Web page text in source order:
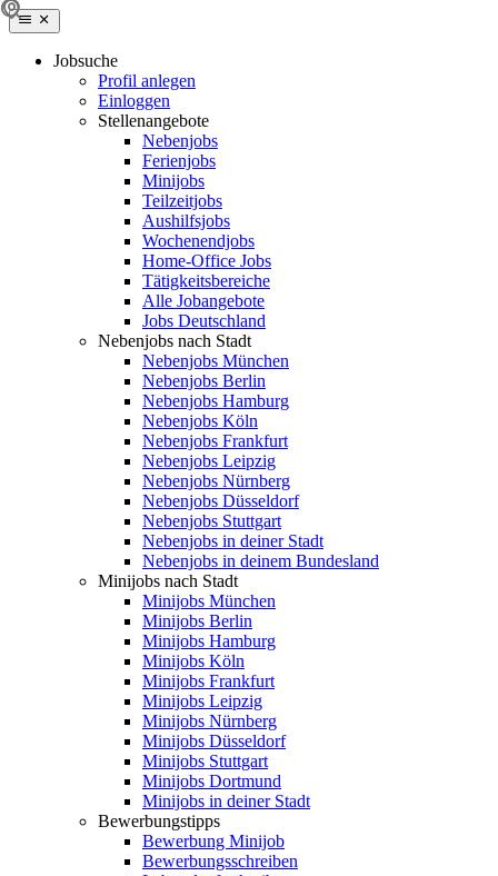
Jobsuche
Profil anlegen
Einloggen
Stellenangebote
Nebenjobs
Ferienjobs
Minijobs
Teilzeitjobs
Aushilfsjobs
Wochenendjobs
Home-Office Jobs
Tätigkeitsbereiche
Alle Jobangebote
Jobs Deutschland
Nebenjobs nach Stadt
Nebenjobs München
Nebenjobs Berlin
Nebenjobs Hamburg
Nebenjobs Köln
Nebenjobs Frankfurt
Nebenjobs Leipzig
Nebenjobs Nürnberg
Nebenjobs Düsseldorf
Nebenjobs Stuttgart
Nebenjobs in deiner Stadt
Nebenjobs in deinem Bundesland
Minijobs nach Stadt
Minijobs München
Minijobs Berlin
Minijobs Hamburg
Minijobs Köln
Minijobs Frankfurt
Minijobs Leipzig
Minijobs Nürnberg
Minijobs Düsseldorf
Minijobs Stuttgart
Minijobs Dortmund
Minijobs in deiner Stadt
Bewerbungstipps
Bewerbung Minijob
Bewerbungsschreiben